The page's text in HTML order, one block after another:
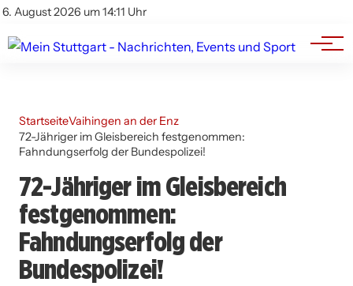
6. August 2026 um 14:11 Uhr
Impressum
Branchenbuch
Werbung
StartseiteVaihingen an der Enz
72-Jähriger im Gleisbereich festgenommen:
Fahndungserfolg der Bundespolizei!
72-Jähriger im Gleisbereich
festgenommen:
Fahndungserfolg der
Bundespolizei!